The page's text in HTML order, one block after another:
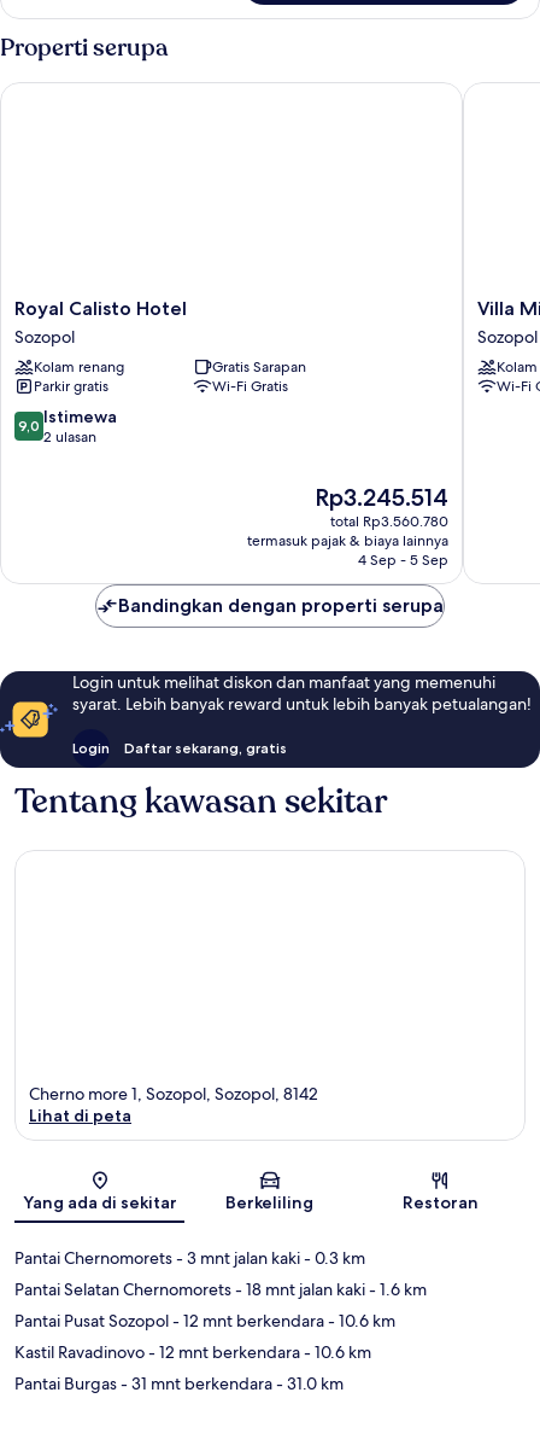
JR
Room
No
Balcony
Ground
Properti serupa
Royal
Calisto
Hotel
Sozopol
Royal Calisto Hotel
Sozopol
Kolam renang
Gratis Sarapan
Parkir gratis
Wi-Fi Gratis
9.0
dari
9,0 Istimewa
2 ulasan
Harga
sekarang
Rp3.245.514
Rp3.245.514
total Rp3.560.780
termasuk pajak & biaya lainnya
4 Sep - 5 Sep
Royal Calisto Hotel
Villa
Mia
Sozopol
Villa
Sozopol
Wi-Fi
Villa Mia
Bandingkan dengan properti serupa
Login untuk melihat diskon dan manfaat yang memenuhi
syarat. Lebih banyak reward untuk lebih banyak petualangan!
Login Daftar sekarang, gratis
Tentang kawasan sekitar
Peta
Cherno more 1, Sozopol, Sozopol, 8142
Lihat di peta
Yang ada di sekitar Berkeliling Restoran
Pantai Chernomorets- 3 mnt jalan kaki- 0.3 km
Pantai Selatan Chernomorets- 18 mnt jalan kaki- 1.6 km
Pantai Pusat Sozopol- 12 mnt berkendara- 10.6 km
Kastil Ravadinovo- 12 mnt berkendara- 10.6 km
Pantai Burgas- 31 mnt berkendara- 31.0 km